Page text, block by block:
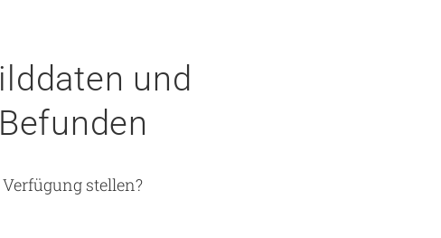
und
stellen?